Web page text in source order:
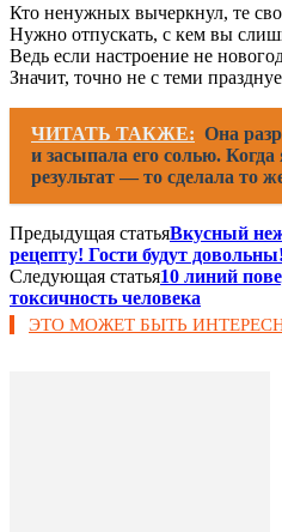
Кто ненужных вычеркнул, те
Нужно отпускать, с кем вы
Ведь если настроение не
Значит, точно не с теми
ЧИТАТЬ ТАКЖЕ: Она
и засыпала его солью. Когда
результат — то сделала то
Предыдущая статьяВкусный
рецепту! Гости будут довольны!
Следующая статья10 линий
токсичность человека
ЭТО МОЖЕТ БЫТЬ